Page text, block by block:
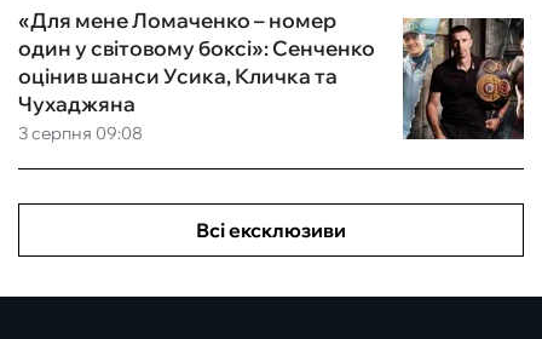
3 серпня 09:08
«Для мене Ломаченко – номер
один у світовому боксі»: Сенченко
оцінив шанси Усика, Кличка та
Чухаджяна
Всі ексклюзиви